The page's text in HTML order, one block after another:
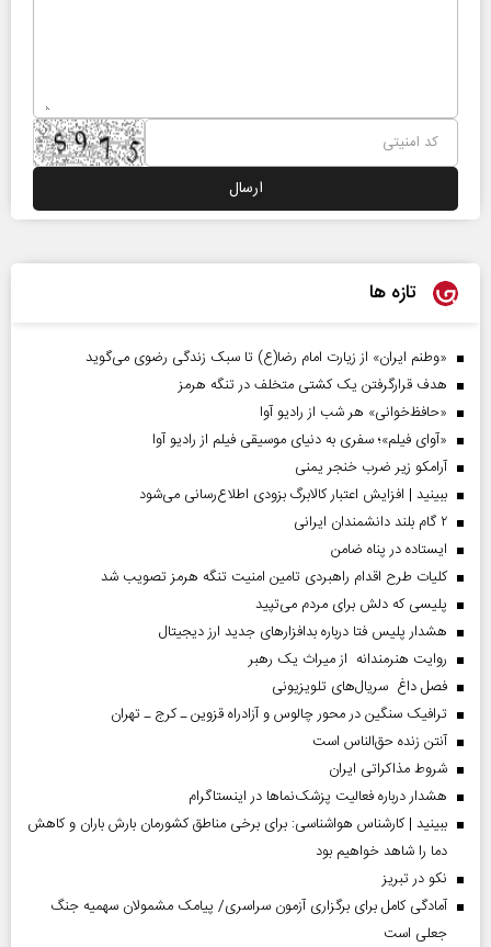
تازه ها
«وطنم ایران» از زیارت امام رضا(ع) تا سبک زندگی رضوی می‌گوید
هدف قرارگرفتن یک کشتی متخلف در تنگه هرمز
«حافظ‌خوانی» هر شب از رادیو آوا
«آوای فیلم»؛ سفری به دنیای موسیقی فیلم از رادیو آوا
آرامکو زیر ضرب خنجر یمنی
ببینید | افزایش اعتبار کالابرگ بزودی اطلاع‌رسانی می‌شود
۲ گام بلند دانشمندان ایرانی
ایستاده در پناه ضامن
کلیات طرح اقدام راهبردی تامین امنیت تنگه هرمز تصویب شد
پلیسی که دلش برای مردم می‌تپید
هشدار پلیس فتا درباره بدافزار‌های جدید ارز دیجیتال
روایت هنرمندانه از میراث یک رهبر
فصل داغ سریال‌های تلویزیونی
ترافیک سنگین در محور چالوس و آزادراه قزوین ـ کرج ـ تهران
آنتن زنده حق‌الناس است
شروط مذاکراتی ایران
هشدار درباره فعالیت پزشک‌نما‌ها در اینستاگرام
ببینید | کارشناس هواشناسی: برای برخی مناطق کشورمان بارش باران و کاهش
دما را شاهد خواهیم بود
نکو در تبریز
آمادگی کامل برای برگزاری آزمون سراسری/ پیامک مشمولان سهمیه جنگ
جعلی است